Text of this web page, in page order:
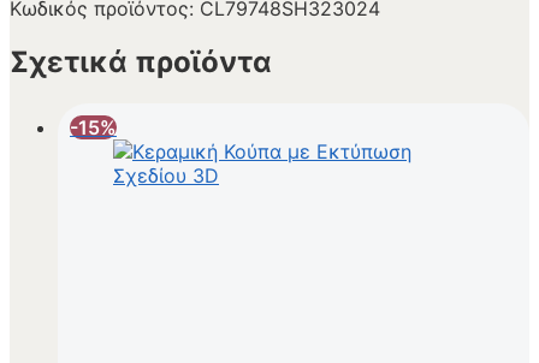
Κωδικός προϊόντος: CL79748SH323024
Σχετικά προϊόντα
-15%